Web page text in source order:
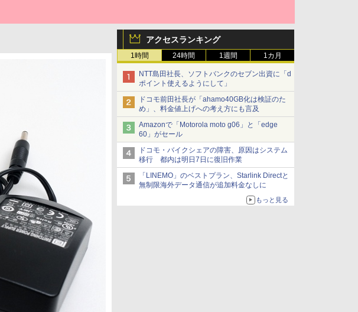
アクセスランキング
1時間 24時間 1週間 1カ月
NTT島田社長、ソフトバンクのセブン出資に「d
ポイント使えるようにして」
ドコモ前田社長が「ahamo40GB化は検証のた
め」、料金値上げへの考え方にも言及
Amazonで「Motorola moto g06」と「edge
60」がセール
ドコモ・バイクシェアの障害、原因はシステム
移行 都内は明日7日に復旧作業
「LINEMO」のベストプラン、Starlink Directと
無制限海外データ通信が追加料金なしに
もっと見る